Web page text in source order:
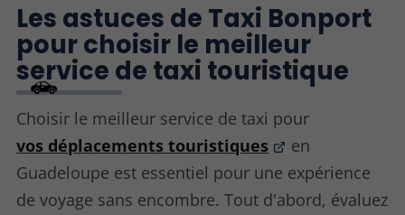
Les astuces de Taxi Bonport
pour choisir le meilleur
service de taxi touristique
Choisir le meilleur service de taxi pour
vos déplacements touristiques
en
Guadeloupe est essentiel pour une expérience
de voyage sans encombre. Tout d'abord, évaluez